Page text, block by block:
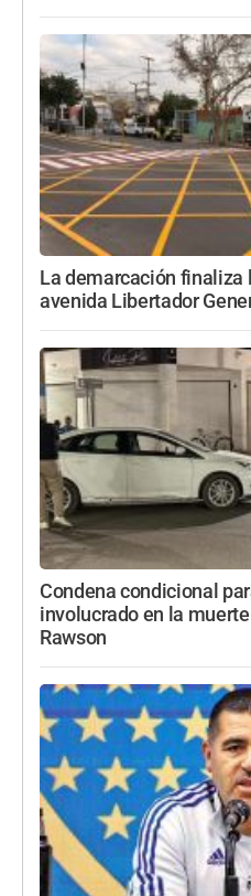
La demarcación finaliza
avenida Libertador
Condena condicional
involucrado en la
Rawson